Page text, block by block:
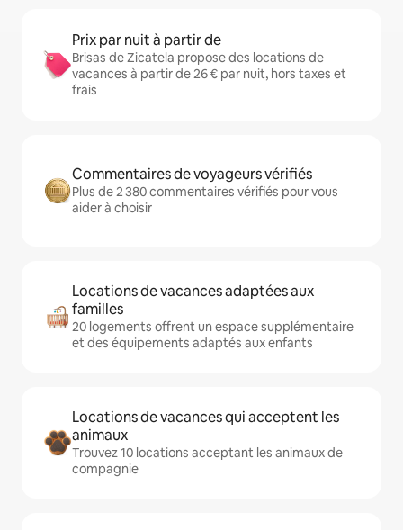
Prix par nuit à partir de
Brisas de Zicatela propose des locations de
vacances à partir de 26 € par nuit, hors taxes et
frais
Commentaires de voyageurs vérifiés
Plus de 2 380 commentaires vérifiés pour vous
aider à choisir
Locations de vacances adaptées aux
familles
20 logements offrent un espace supplémentaire
et des équipements adaptés aux enfants
Locations de vacances qui acceptent les
animaux
Trouvez 10 locations acceptant les animaux de
compagnie